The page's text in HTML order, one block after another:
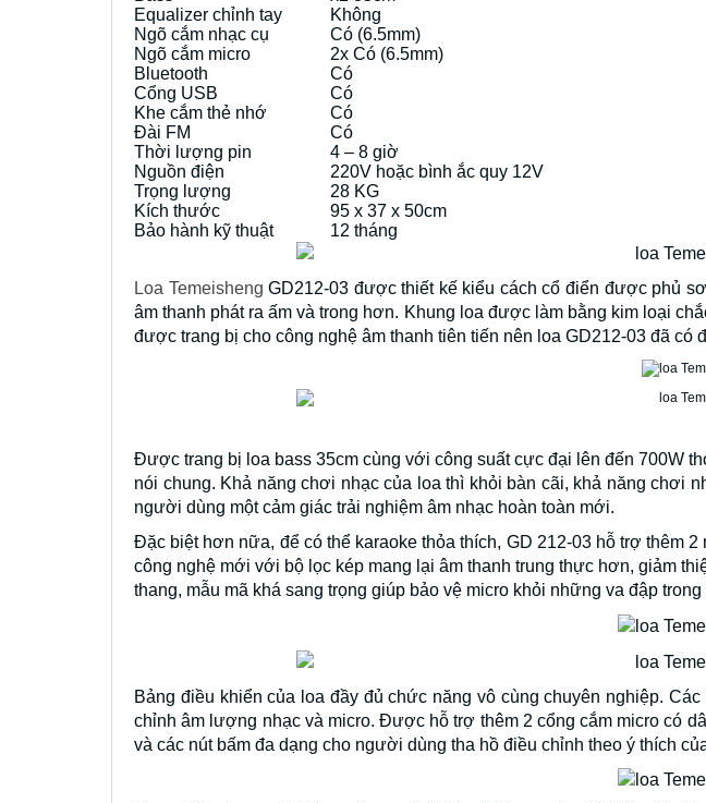
Equalizer chỉnh tay
Không
Ngõ cắm nhạc cụ
Có (6.5mm)
Ngõ cắm micro
2x Có (6.5mm)
Bluetooth
Có
Cổng USB
Có
Khe cắm thẻ nhớ
Có
Đài FM
Có
Thời lượng pin
4 – 8 giờ
Nguồn điện
220V hoặc bình ắc quy 12V
Trọng lượng
28 KG
Kích thước
95 x 37 x 50cm
Bảo hành kỹ thuật
12 tháng
Loa Temeisheng GD212-03 được thiết kế kiểu cách cổ điển được phủ
âm thanh phát ra ấm và trong hơn. Khung loa được làm bằng kim loại
được trang bị cho công nghệ âm thanh tiên tiến nên loa GD212-03 đã
Được trang bị loa bass 35cm cùng với công suất cực đại lên đến 700W
nói chung. Khả năng chơi nhạc của loa thì khỏi bàn cãi, khả năng chơi
người dùng một cảm giác trải nghiệm âm nhạc hoàn toàn mới.
Đặc biệt hơn nữa, để có thể karaoke thỏa thích, GD 212-03 hỗ trợ thêm
công nghệ mới với bộ lọc kép mang lại âm thanh trung thực hơn, giảm
thang, mẫu mã khá sang trọng giúp bảo vệ micro khỏi những va đập
Bảng điều khiển của loa đầy đủ chức năng vô cùng chuyên nghiệp.
chỉnh âm lượng nhạc và micro. Được hỗ trợ thêm 2 cổng cắm micro có
và các nút bấm đa dạng cho người dùng tha hồ điều chỉnh theo ý thích